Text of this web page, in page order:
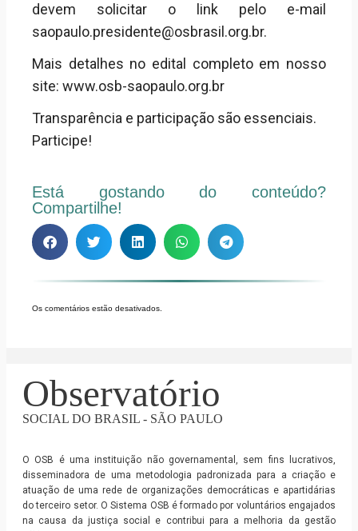
devem solicitar o link pelo e-mail
saopaulo.presidente@osbrasil.org.br.
Mais detalhes no edital completo em nosso
site: www.osb-saopaulo.org.br
Transparência e participação são essenciais.
Participe!
Está gostando do conteúdo?
Compartilhe!
Os comentários estão desativados.
Observatório
SOCIAL DO BRASIL - SÃO PAULO
O OSB é uma instituição não governamental, sem fins lucrativos,
disseminadora de uma metodologia padronizada para a criação e
atuação de uma rede de organizações democráticas e apartidárias
do terceiro setor. O Sistema OSB é formado por voluntários engajados
na causa da justiça social e contribui para a melhoria da gestão